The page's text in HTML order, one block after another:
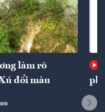
làm rõ
đổi màu
phí